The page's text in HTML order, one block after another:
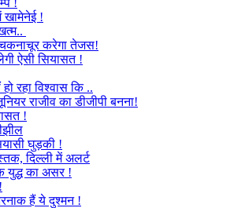
!
खामेनेई !
करेगा तेजस!
ऐसी सियासत !
रहा विश्वास कि ..
राजीव का डीजीपी बनना!
!
घुड़की !
दिल्ली में अलर्ट
युद्ध का असर !
हैं ये दुश्मन !